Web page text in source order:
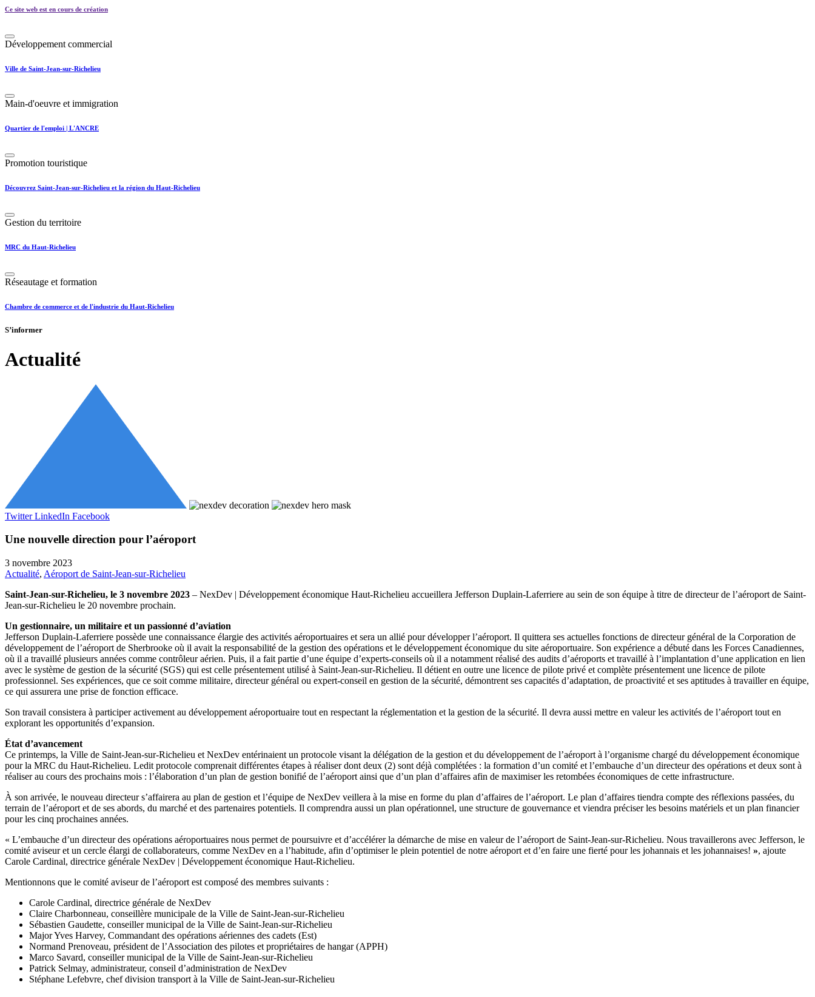
Ce site web est en cours de création
Développement commercial
Ville de Saint-Jean-sur-Richelieu
Main-d'oeuvre et immigration
Quartier de l'emploi | L'ANCRE
Promotion touristique
Découvrez Saint-Jean-sur-Richelieu et la région du Haut-Richelieu
Gestion du territoire
MRC du Haut-Richelieu
Réseautage et formation
Chambre de commerce et de l'industrie du Haut-Richelieu
S’informer
Actualité
Twitter LinkedIn Facebook
Une nouvelle direction pour l’aéroport
3 novembre 2023
Actualité, Aéroport de Saint-Jean-sur-Richelieu
Saint-Jean-sur-Richelieu, le 3 novembre 2023 – NexDev | Développement économique Haut-Richelieu accueillera Jefferson Duplain-Laferriere au sein de son équipe à titre de directeur de l’aéroport de Saint-
Jean-sur-Richelieu le 20 novembre prochain.
Un gestionnaire, un militaire et un passionné d’aviation
Jefferson Duplain-Laferriere possède une connaissance élargie des activités aéroportuaires et sera un allié pour développer l’aéroport. Il quittera ses actuelles fonctions de directeur général de la Corporation de
développement de l’aéroport de Sherbrooke où il avait la responsabilité de la gestion des opérations et le développement économique du site aéroportuaire. Son expérience a débuté dans les Forces Canadiennes,
où il a travaillé plusieurs années comme contrôleur aérien. Puis, il a fait partie d’une équipe d’experts-conseils où il a notamment réalisé des audits d’aéroports et travaillé à l’implantation d’une application en lien
avec le système de gestion de la sécurité (SGS) qui est celle présentement utilisé à Saint-Jean-sur-Richelieu. Il détient en outre une licence de pilote privé et complète présentement une licence de pilote
professionnel. Ses expériences, que ce soit comme militaire, directeur général ou expert-conseil en gestion de la sécurité, démontrent ses capacités d’adaptation, de proactivité et ses aptitudes à travailler en équipe,
ce qui assurera une prise de fonction efficace.
Son travail consistera à participer activement au développement aéroportuaire tout en respectant la réglementation et la gestion de la sécurité. Il devra aussi mettre en valeur les activités de l’aéroport tout en
explorant les opportunités d’expansion.
État d’avancement
Ce printemps, la Ville de Saint-Jean-sur-Richelieu et NexDev entérinaient un protocole visant la délégation de la gestion et du développement de l’aéroport à l’organisme chargé du développement économique
pour la MRC du Haut-Richelieu. Ledit protocole comprenait différentes étapes à réaliser dont deux (2) sont déjà complétées : la formation d’un comité et l’embauche d’un directeur des opérations et deux sont à
réaliser au cours des prochains mois : l’élaboration d’un plan de gestion bonifié de l’aéroport ainsi que d’un plan d’affaires afin de maximiser les retombées économiques de cette infrastructure.
À son arrivée, le nouveau directeur s’affairera au plan de gestion et l’équipe de NexDev veillera à la mise en forme du plan d’affaires de l’aéroport. Le plan d’affaires tiendra compte des réflexions passées, du
terrain de l’aéroport et de ses abords, du marché et des partenaires potentiels. Il comprendra aussi un plan opérationnel, une structure de gouvernance et viendra préciser les besoins matériels et un plan financier
pour les cinq prochaines années.
« L’embauche d’un directeur des opérations aéroportuaires nous permet de poursuivre et d’accélérer la démarche de mise en valeur de l’aéroport de Saint-Jean-sur-Richelieu. Nous travaillerons avec Jefferson, le
comité aviseur et un cercle élargi de collaborateurs, comme NexDev en a l’habitude, afin d’optimiser le plein potentiel de notre aéroport et d’en faire une fierté pour les johannais et les johannaises! », ajoute
Carole Cardinal, directrice générale NexDev | Développement économique Haut-Richelieu.
Mentionnons que le comité aviseur de l’aéroport est composé des membres suivants :
Carole Cardinal, directrice générale de NexDev
Claire Charbonneau, conseillère municipale de la Ville de Saint-Jean-sur-Richelieu
Sébastien Gaudette, conseiller municipal de la Ville de Saint-Jean-sur-Richelieu
Major Yves Harvey, Commandant des opérations aériennes des cadets (Est)
Normand Prenoveau, président de l’Association des pilotes et propriétaires de hangar (APPH)
Marco Savard, conseiller municipal de la Ville de Saint-Jean-sur-Richelieu
Patrick Selmay, administrateur, conseil d’administration de NexDev
Stéphane Lefebvre, chef division transport à la Ville de Saint-Jean-sur-Richelieu